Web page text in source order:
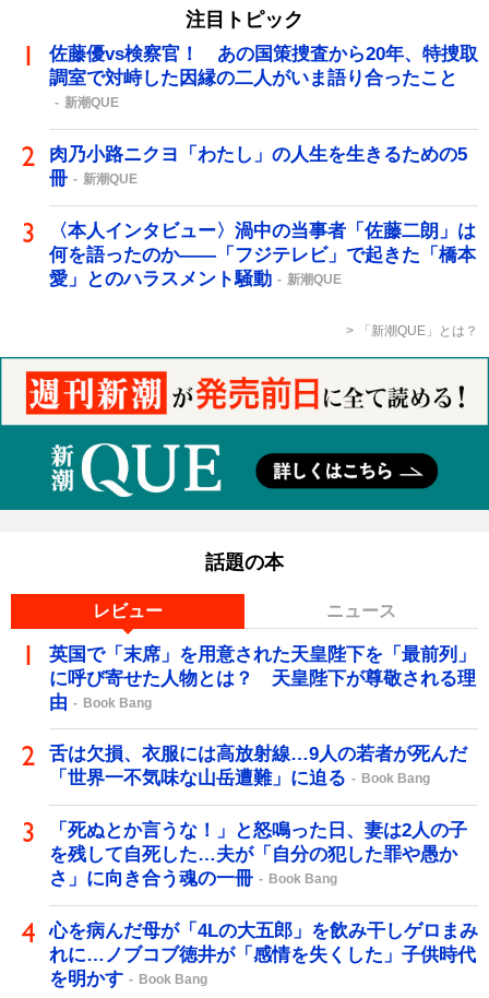
注目トピック
佐藤優vs検察官！ あの国策捜査から20年、特捜取
調室で対峙した因縁の二人がいま語り合ったこと
新潮QUE
肉乃小路ニクヨ「わたし」の人生を生きるための5
冊
新潮QUE
〈本人インタビュー〉渦中の当事者「佐藤二朗」は
何を語ったのか――「フジテレビ」で起きた「橋本
愛」とのハラスメント騒動
新潮QUE
「新潮QUE」とは？
話題の本
レビュー ニュース
英国で「末席」を用意された天皇陛下を「最前列」
に呼び寄せた人物とは？ 天皇陛下が尊敬される理
由
Book Bang
舌は欠損、衣服には高放射線…9人の若者が死んだ
「世界一不気味な山岳遭難」に迫る
Book Bang
「死ぬとか言うな！」と怒鳴った日、妻は2人の子
を残して自死した…夫が「自分の犯した罪や愚か
さ」に向き合う魂の一冊
Book Bang
心を病んだ母が「4Lの大五郎」を飲み干しゲロまみ
れに…ノブコブ徳井が「感情を失くした」子供時代
を明かす
Book Bang